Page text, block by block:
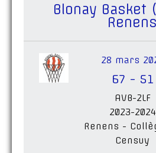
Blonay Basket
Renens
28 mars
67 - 51
AVB-2LF
2023-2024
Renens -
Censuy